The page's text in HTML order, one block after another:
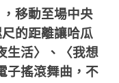
移動至場中央
的距離讓哈瓜
生活〉、〈我想
子搖滾舞曲，不